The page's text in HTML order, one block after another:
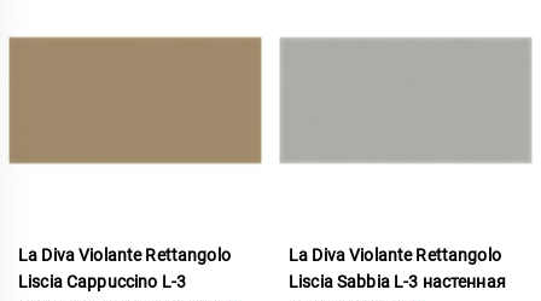
La Diva Violante Rettangolo
Liscia Cappuccino L-3
La Diva Violante Rettangolo
Liscia Sabbia L-3 настенная